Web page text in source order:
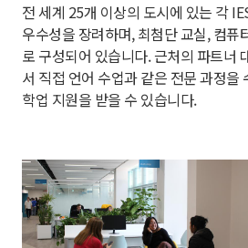
전 세계 25개 이상의 도시에 있는 각
우수성을 장려하며, 최첨단 교실, 컴퓨
로 구성되어 있습니다. 근처의 파트너
서 직접 언어 수업과 같은 전문 과정을
학업 지원을 받을 수 있습니다.